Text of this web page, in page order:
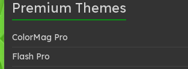
Premium Themes
ColorMag Pro
Flash Pro